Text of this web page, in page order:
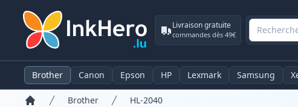
Livraison gratuite
commandes dès 49€
Brother Canon Epson HP Lexmark Samsung
Brother HL-2040